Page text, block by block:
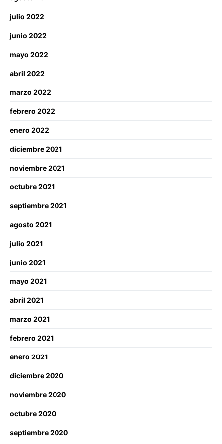
julio 2022
junio 2022
mayo 2022
abril 2022
marzo 2022
febrero 2022
enero 2022
diciembre 2021
noviembre 2021
octubre 2021
septiembre 2021
agosto 2021
julio 2021
junio 2021
mayo 2021
abril 2021
marzo 2021
febrero 2021
enero 2021
diciembre 2020
noviembre 2020
octubre 2020
septiembre 2020